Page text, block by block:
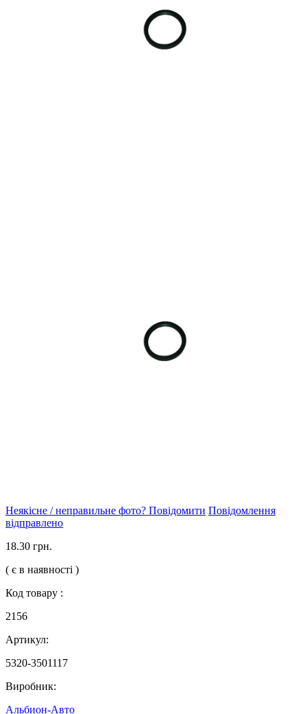
Неякісне / неправильне фото? Повідомити Повідомлення
відправлено
18.30 грн.
( є в наявності )
Код товару :
2156
Артикул:
5320-3501117
Виробник:
Альбион-Авто